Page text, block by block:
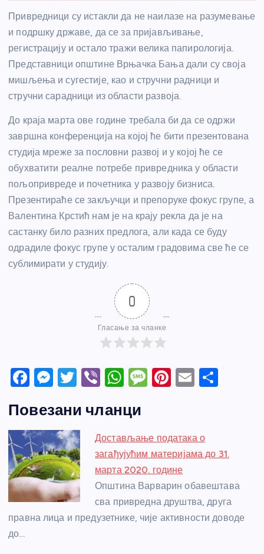
Привредници су истакли да не наилазе на разумевање
и подршку државе, да се за пријављивање,
регистрацију и остало тражи велика папирологија.
Представници општине Врњачка Бања дали су своја
мишљења и сугестије, као и стручни радници и
стручни сарадници из области развоја.
До краја марта ове године требала би да се одржи
завршна конференција на којој ће бити презентована
студија мреже за пословни развој и у којој ће се
обухватити реалне потребе привредника у области
пољопривреде и почетника у развоју бизниса.
Презентираће се закључци и препоруке фокус групе, а
Валентина Крстић нам је на крају рекла да је на
састанку било разних предлога, али када се буду
одрадиле фокус групе у осталим градовима све ће се
сублимирати у студију.
0
Гласање за чланке
F
c
e
b
o
o
k
M
ss
e
n
g
er
T
itt
er
Vi
er
W
at
s
A
p
p
M
a
g
e
Pi
e
st
E
Повезани чланци
Достављање података о
загађујућим материјама до 31.
марта 2020. године
Општина Варварин обавештава
сва привредна друштва, друга
правна лица и предузетнике, чије активности доводе
до…